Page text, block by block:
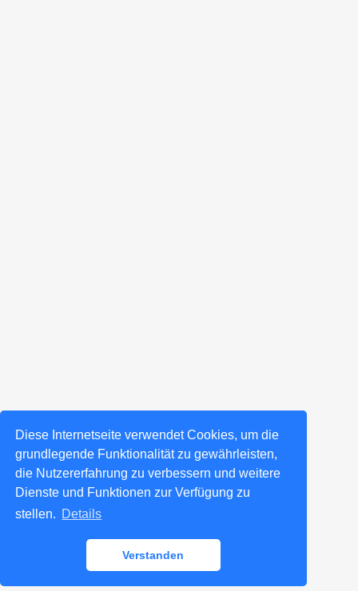
Diese Internetseite verwendet Cookies, um die
grundlegende Funktionalität zu gewährleisten,
die Nutzererfahrung zu verbessern und weitere
Dienste und Funktionen zur Verfügung zu
stellen. Details
Verstanden